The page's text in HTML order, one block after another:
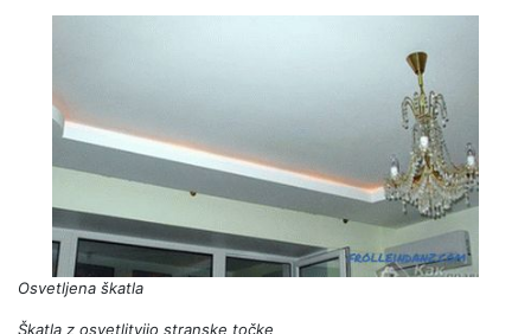
Osvetljena škatla
Škatla z osvetlitvijo stranske točke